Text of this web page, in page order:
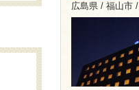
広島県 / 福山市 /